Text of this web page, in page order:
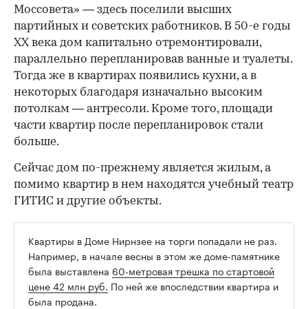
Моссовета» — здесь поселили высших
партийных и советских работников. В 50-е годы
ХХ века дом капитально отремонтировали,
параллельно перепланировав ванные и туалеты.
Тогда же в квартирах появились кухни, а в
некоторых благодаря изначально высоким
потолкам — антресоли. Кроме того, площади
части квартир после перепланировок стали
больше.
Сейчас дом по-прежнему является жилым, а
помимо квартир в нем находятся учебный театр
ГИТИС и другие объекты.
Квартиры в Доме Нирнзее на торги попадали не раз.
Например, в начале весны в этом же доме-памятнике
была выставлена 60-метровая трешка по стартовой
цене 42 млн руб. По ней же впоследствии квартира и
была продана.